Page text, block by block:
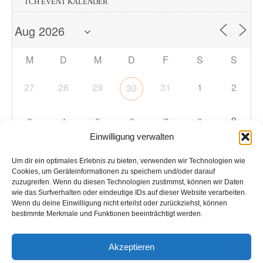
Einwilligung verwalten
Um dir ein optimales Erlebnis zu bieten, verwenden wir Technologien wie
Cookies, um Geräteinformationen zu speichern und/oder darauf
zuzugreifen. Wenn du diesen Technologien zustimmst, können wir Daten
wie das Surfverhalten oder eindeutige IDs auf dieser Website verarbeiten.
Wenn du deine Einwilligung nicht erteilst oder zurückziehst, können
bestimmte Merkmale und Funktionen beeinträchtigt werden.
Akzeptieren
M D M D F S S
27 28 29 30 31 1 2
3 4 5 6 7 8 9
10 11 12 13 14 15
17 18 19 20 21 22 23
31 1 2 3 4 5 6